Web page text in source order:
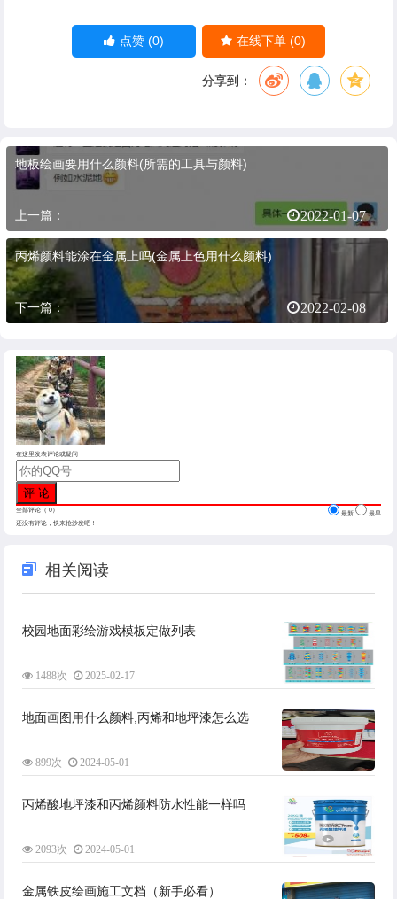
点赞(0) 在线下单 (0)
分享到：
地板绘画要用什么颜料(所需的工具与颜料)
上一篇： 2022-01-07
丙烯颜料能涂在金属上吗(金属上色用什么颜料)
下一篇： 2022-02-08
在这里发表评论或疑问
全部评论（ 0） 最新
最早
还没有评论，快来抢沙发吧！
相关阅读
校园地面彩绘游戏模板定做列表
1488次 2025-02-17
地面画图用什么颜料,丙烯和地坪漆怎么选
899次 2024-05-01
丙烯酸地坪漆和丙烯颜料防水性能一样吗
2093次 2024-05-01
金属铁皮绘画施工文档（新手必看）